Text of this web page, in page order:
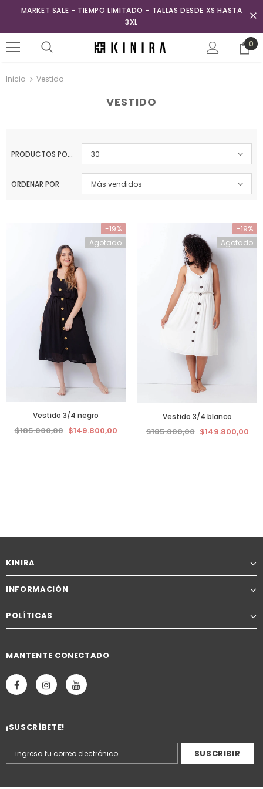
MARKET SALE - TIEMPO LIMITADO - TALLAS DESDE XS HASTA
3XL
0
Inicio Vestido
VESTIDO
PRODUCTOS POR PÁGINA 30
ORDENAR POR Más vendidos
-19%
Agotado
Vestido 3/4 negro
$185.000,00 $149.800,00
-19%
Agotado
Vestido 3/4 blanco
$185.000,00 $149.800,00
KINIRA
INFORMACIÓN
POLÍTICAS
MANTENTE CONECTADO
¡SUSCRÍBETE!